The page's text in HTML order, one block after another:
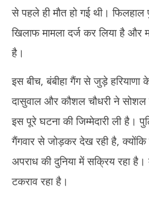
से पहले ही मौत हो गई थी। फिलहाल
खिलाफ मामला दर्ज कर लिया है और
है।
इस बीच, बंबीहा गैंग से जुड़े हरियाणा
दासुवाल और कौशल चौधरी ने सोशल
इस पूरे घटना की जिम्मेदारी ली है।
गैंगवार से जोड़कर देख रही है,
अपराध की दुनिया में सक्रिय रहा
टकराव रहा है।